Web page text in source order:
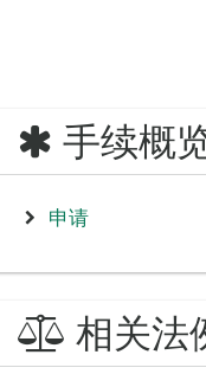
手续概
申请
相关法